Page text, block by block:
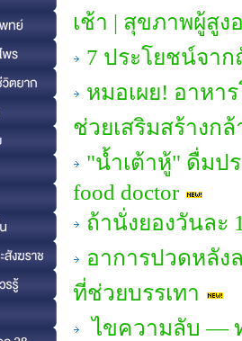
เช้า | สุขภาพผู้สูง
7 ประโยชน์จา
หมอเผย! อาหา
ช่วยเสริมสร้างกล้
"น้ำเต้าหู้" ดื่มป
food doctor
ถ้านั่งยองวันละ
อาการปวดหลัง
ที่ช่วยบรรเทา
ไขความลับ —